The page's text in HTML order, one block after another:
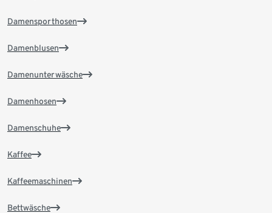
Damensporthosen
Damenblusen
Damenunterwäsche
Damenhosen
Damenschuhe
Kaffee
Kaffeemaschinen
Bettwäsche